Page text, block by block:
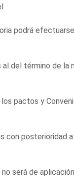
podrá
del término de la
los pactos y
con posterioridad
será de